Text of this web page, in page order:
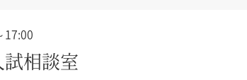
17:00
相談室